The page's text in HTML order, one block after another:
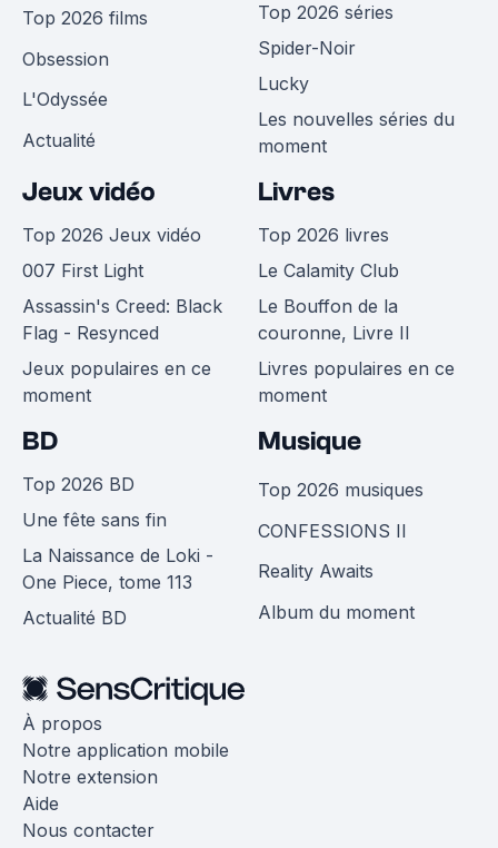
Top 2026 films
Obsession
L'Odyssée
Actualité
Top 2026 séries
Spider-Noir
Lucky
Les nouvelles séries du
moment
Jeux vidéo
Top 2026 Jeux vidéo
007 First Light
Assassin's Creed: Black
Flag - Resynced
Jeux populaires en ce
moment
Livres
Top 2026 livres
Le Calamity Club
Le Bouffon de la
couronne, Livre II
Livres populaires en ce
moment
BD
Top 2026 BD
Une fête sans fin
La Naissance de Loki -
One Piece, tome 113
Actualité BD
Musique
Top 2026 musiques
CONFESSIONS II
Reality Awaits
Album du moment
À propos
Notre application mobile
Notre extension
Aide
Nous contacter